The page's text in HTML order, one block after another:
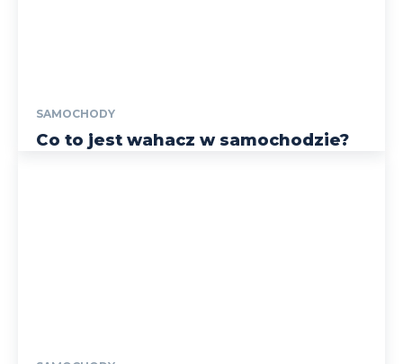
SAMOCHODY
Co to jest wahacz w samochodzie?